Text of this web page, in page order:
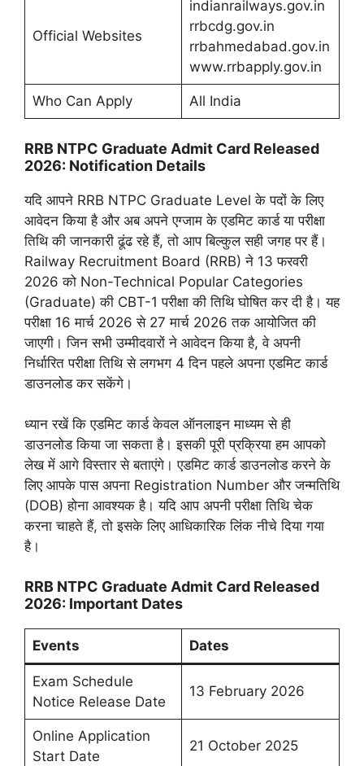
Official Websites
indianrailways.gov.in
rrbcdg.gov.in
rrbahmedabad.gov.in
www.rrbapply.gov.in
Who Can Apply All India
RRB NTPC Graduate Admit Card Released
2026: Notification Details
यदि आपने RRB NTPC Graduate Level के पदों के लिए
आवेदन किया है और अब अपने एग्जाम के एडमिट कार्ड या परीक्षा
तिथि की जानकारी ढूंढ रहे हैं, तो आप बिल्कुल सही जगह पर हैं।
Railway Recruitment Board (RRB) ने 13 फरवरी
2026 को Non-Technical Popular Categories
(Graduate) की CBT-1 परीक्षा की तिथि घोषित कर दी है। यह
परीक्षा 16 मार्च 2026 से 27 मार्च 2026 तक आयोजित की
जाएगी। जिन सभी उम्मीदवारों ने आवेदन किया है, वे अपनी
निर्धारित परीक्षा तिथि से लगभग 4 दिन पहले अपना एडमिट कार्ड
डाउनलोड कर सकेंगे।
ध्यान रखें कि एडमिट कार्ड केवल ऑनलाइन माध्यम से ही
डाउनलोड किया जा सकता है। इसकी पूरी प्रक्रिया हम आपको
लेख में आगे विस्तार से बताएंगे। एडमिट कार्ड डाउनलोड करने के
लिए आपके पास अपना Registration Number और जन्मतिथि
(DOB) होना आवश्यक है। यदि आप अपनी परीक्षा तिथि चेक
करना चाहते हैं, तो इसके लिए आधिकारिक लिंक नीचे दिया गया
है।
RRB NTPC Graduate Admit Card Released
2026: Important Dates
Events Dates
Exam Schedule
Notice Release Date
13 February 2026
Online Application
Start Date
21 October 2025